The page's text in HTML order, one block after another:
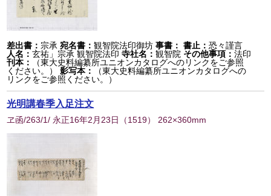
差出書： 宗承 宛名書：観智院法印御坊 事書： 書止：恐々謹言
人名：玄祐」宗承 観智院法印 寺社名：観智院 その他事項：法印
刊本：
（東大史料編纂所ユニオンカタログへのリンクをご参照
ください。）
影写本：
（東大史料編纂所ユニオンカタログへの
リンクをご参照ください。）
光明講春季入足注文
ヱ函/263/1/ 永正16年2月23日 （1519） 262×360mm